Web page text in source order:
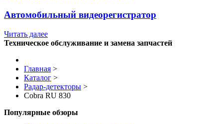
Автомобильный видеорегистратор
Читать далее
Техническое обслуживание и замена запчастей
Главная >
Каталог >
Радар-детекторы >
Cobra RU 830
Популярные обзоры